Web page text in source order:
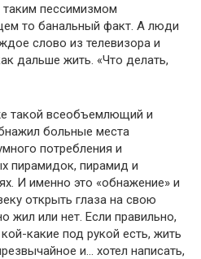
пессимизмом
то банальный факт. А люди
слово из телевизора и
дальше жить. «Что делать,
такой всеобъемлющий и
больные места
потребления и
пирамидок, пирамид и
И именно это «обнажение» и
открыть глаза на свою
жил или нет. Если правильно,
какие под рукой есть, жить
и… хотел написать,